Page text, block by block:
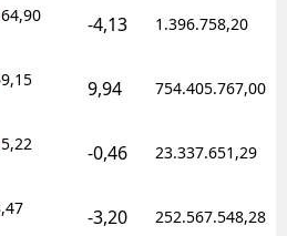
-4,13 1.396.758,20
9,94 754.405.767,00
-0,46 23.337.651,29
-3,20 252.567.548,28